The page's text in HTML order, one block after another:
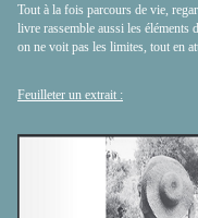
Tout à la fois parcours de vie,
livre rassemble aussi les éléments
on ne voit pas les limites, tout en
Feuilleter un extrait :